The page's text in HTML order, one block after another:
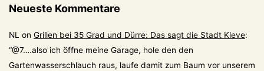
Neueste Kommentare
NL on Grillen bei 35 Grad und Dürre: Das sagt die Stadt Kleve:
“@7….also ich öffne meine Garage, hole den den
Gartenwasserschlauch raus, laufe damit zum Baum vor unserem